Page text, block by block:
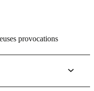
provocations